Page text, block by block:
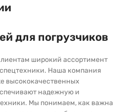
для погрузчиков
широкий ассортимент
Наша компания
высококачественных
надежную и
Мы понимаем, как важна